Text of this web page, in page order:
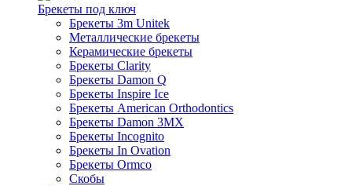
Брекеты под ключ
Брекеты 3m Unitek
Металлические брекеты
Керамические брекеты
Брекеты Clarity
Брекеты Damon Q
Брекеты Inspire Ice
Брекеты American Orthodontics
Брекеты Damon 3MX
Брекеты Incognito
Брекеты In Ovation
Брекеты Ormco
Скобы